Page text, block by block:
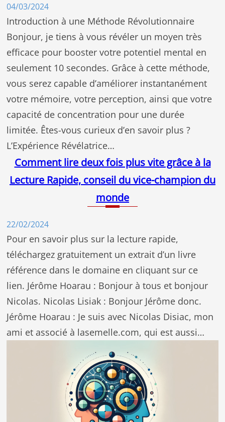
04/03/2024
Introduction à une Méthode Révolutionnaire
Bonjour, je tiens à vous révéler un moyen très
efficace pour booster votre potentiel mental en
seulement 10 secondes. Grâce à cette méthode,
vous serez capable d’améliorer instantanément
votre mémoire, votre perception, ainsi que votre
capacité de concentration pour une durée
limitée. Êtes-vous curieux d’en savoir plus ?
L’Expérience Révélatrice…
Comment lire deux fois plus vite grâce à la
Lecture Rapide, conseil du vice-champion du
monde
22/02/2024
Pour en savoir plus sur la lecture rapide,
téléchargez gratuitement un extrait d’un livre
référence dans le domaine en cliquant sur ce
lien. Jérôme Hoarau : Bonjour à tous et bonjour
Nicolas. Nicolas Lisiak : Bonjour Jérôme donc.
Jérôme Hoarau : Je suis avec Nicolas Disiac, mon
ami et associé à lasemelle.com, qui est aussi…